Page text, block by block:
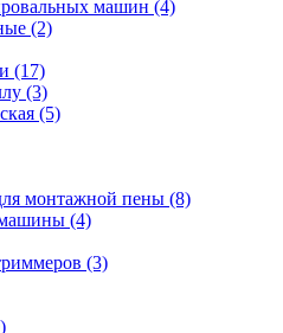
машин (4)
(2)
(17)
(3)
(5)
монтажной пены (8)
(4)
(3)